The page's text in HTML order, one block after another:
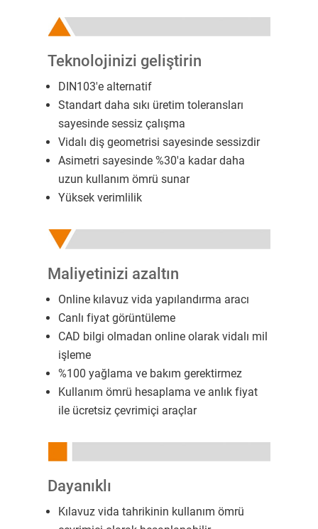
Teknolojinizi geliştirin
DIN103'e alternatif ​
Standart daha sıkı üretim toleransları
sayesinde sessiz çalışma
Vidalı diş geometrisi sayesinde sessizdir
Asimetri sayesinde %30'a kadar daha
uzun kullanım ömrü sunar
Yüksek verimlilik
Maliyetinizi azaltın
Online kılavuz vida yapılandırma aracı
Canlı fiyat görüntüleme
CAD bilgi olmadan online olarak vidalı mil
işleme
%100 yağlama ve bakım gerektirmez
Kullanım ömrü hesaplama ve anlık fiyat
ile ücretsiz çevrimiçi araçlar
Dayanıklı
Kılavuz vida tahrikinin kullanım ömrü